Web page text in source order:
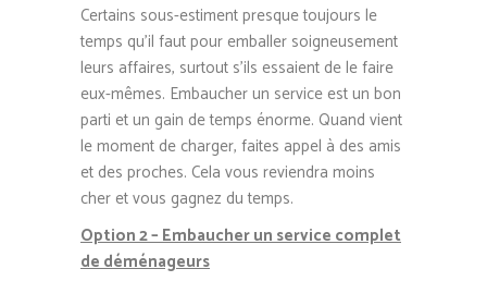
Certains sous-estiment presque toujours le
temps qu’il faut pour emballer soigneusement
leurs affaires, surtout s’ils essaient de le faire
eux-mêmes. Embaucher un service est un bon
parti et un gain de temps énorme. Quand vient
le moment de charger, faites appel à des amis
et des proches. Cela vous reviendra moins
cher et vous gagnez du temps.
Option 2 – Embaucher un service complet
de déménageurs